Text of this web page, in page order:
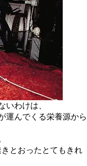
いわけは、
運んでくる栄養源から
とおったとてもきれ